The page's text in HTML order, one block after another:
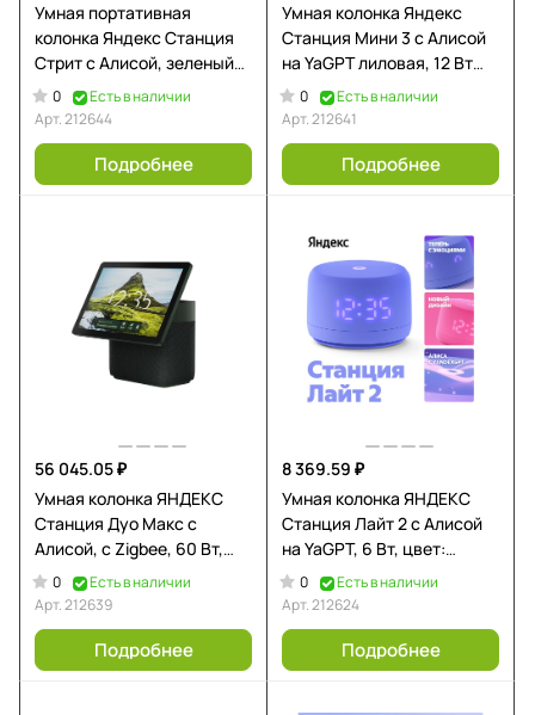
Умная портативная
колонка Яндекс Станция
Стрит с Алисой, зеленый
(YNDX-00030GRN)
0
Есть в наличии
Арт.212644
Подробнее
Умная колонка Яндекс
Станция Мини 3 с Алисой
на YaGPT лиловая, 12 Вт
(YNDX-00027LIL)
0
Есть в наличии
Арт.212641
Подробнее
56 045.05 ₽
Умная колонка ЯНДЕКС
Станция Дуо Макс с
Алисой, с Zigbee, 60 Вт,
цвет: зеленый (YNDX-
00055GRN)
0
Есть в наличии
Арт.212639
Подробнее
8 369.59 ₽
Умная колонка ЯНДЕКС
Станция Лайт 2 с Алисой
на YaGPT, 6 Вт, цвет:
фиолетовый (YNDX-
00026VIO)
0
Есть в наличии
Арт.212624
Подробнее